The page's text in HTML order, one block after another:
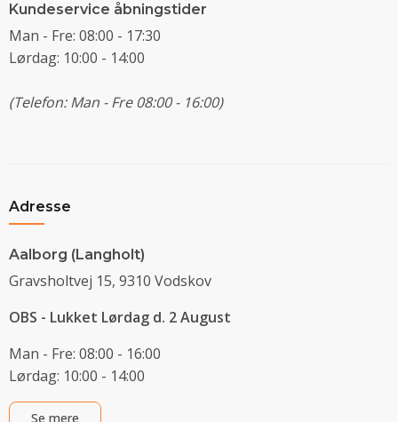
Kundeservice åbningstider
Man - Fre: 08:00 - 17:30
Lørdag: 10:00 - 14:00
(Telefon: Man - Fre 08:00 - 16:00)
Adresse
Aalborg (Langholt)
Gravsholtvej 15, 9310 Vodskov
OBS - Lukket Lørdag d. 2 August
Man - Fre: 08:00 - 16:00
Lørdag: 10:00 - 14:00
Se mere